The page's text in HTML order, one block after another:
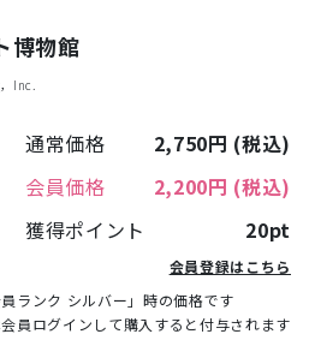
博物館
Inc.
通常価格 2,750円 (税込)
会員価格
2,200円 (税込)
獲得ポイント
20pt
会員登録はこちら
ランク シルバー」時の価格です
員ログインして購入すると付与されます